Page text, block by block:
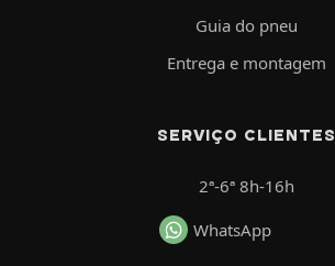
Guia do pneu
Entrega e montagem
SERVIÇO CLIENTES
2ª-6ª 8h-16h
WhatsApp